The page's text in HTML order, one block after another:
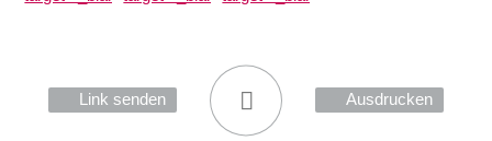
Link senden Ausdrucken